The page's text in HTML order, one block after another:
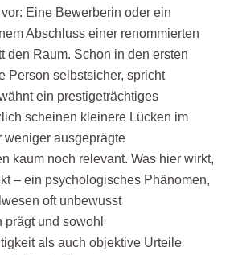
Eine Bewerberin oder ein
Abschluss einer renommierten
den Raum. Schon in den ersten
Person selbstsicher, spricht
ein prestigeträchtiges
scheinen kleinere Lücken im
weniger ausgeprägte
kaum noch relevant. Was hier wirkt,
– ein psychologisches Phänomen,
oft unbewusst
und sowohl
als auch objektive Urteile